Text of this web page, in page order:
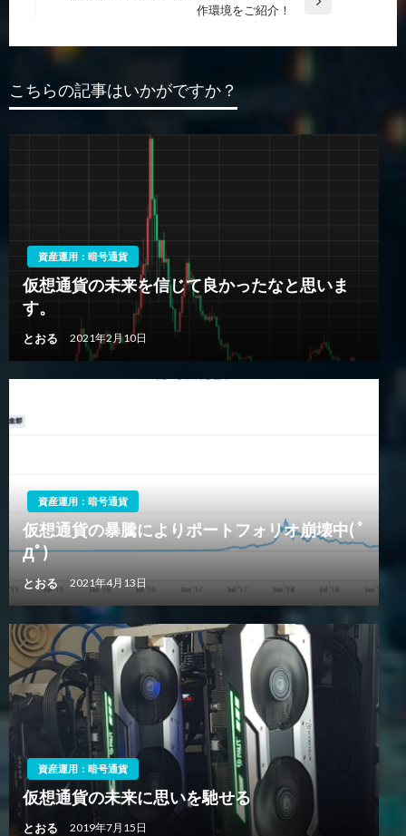
ゲ
ー
シ
ョ
投
稿
作環境をご紹介！
こちらの記事はいかがですか？
資産運用：暗号通貨
仮想通貨の未来を信じて良かったなと思いま
す。
とおる 2021年2月10日
資産運用：暗号通貨
仮想通貨の暴騰によりポートフォリオ崩壊中( ﾟ
Дﾟ)
とおる 2021年4月13日
資産運用：暗号通貨
仮想通貨の未来に思いを馳せる
とおる 2019年7月15日